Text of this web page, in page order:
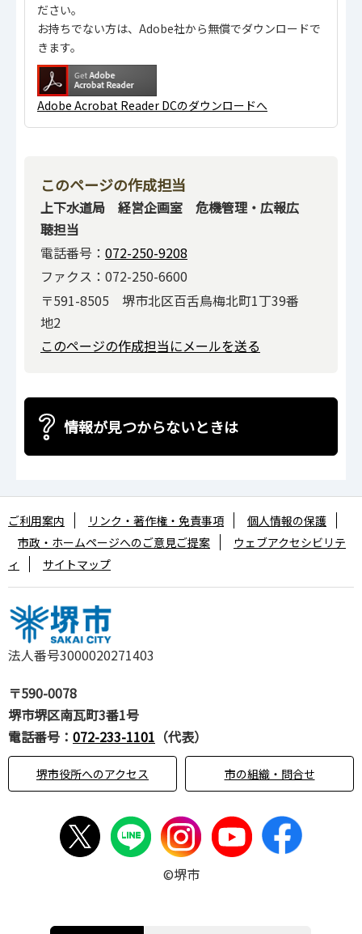
ださい。
お持ちでない方は、Adobe社から無償でダウンロードで
きます。
Adobe Acrobat Reader DCのダウンロードへ
このページの作成担当
上下水道局 経営企画室 危機管理・広報広
聴担当
電話番号： 072-250-9208
ファクス：072-250-6600
〒591-8505 堺市北区百舌鳥梅北町1丁39番
地2
このページの作成担当にメールを送る
情報が見つからないときは
法人番号3000020271403
〒590-0078
堺市堺区南瓦町3番1号
電話番号： 072-233-1101 （代表）
堺市役所へのアクセス 市の組織・問合せ
ご利用案内 リンク・著作権・免責事項
個人情報の保護
市政・ホームページへのご意見ご提案
ウェブアクセシビリテ
ィ
サイトマップ
©堺市